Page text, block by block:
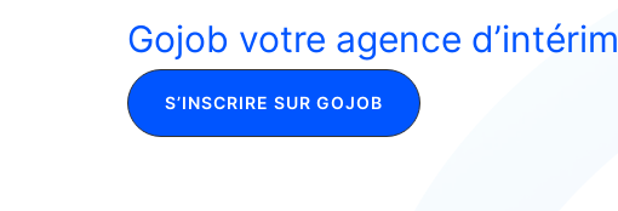
Gojob votre agence d’intérim
S’INSCRIRE SUR GOJOB